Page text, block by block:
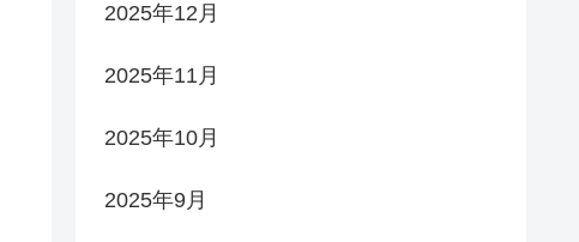
2025年12月
2025年11月
2025年10月
2025年9月